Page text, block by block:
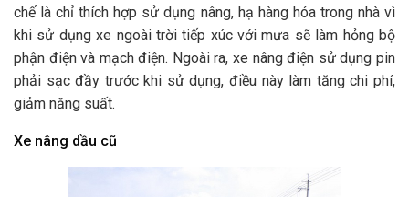
chế là chỉ thích hợp sử dụng nâng, hạ hàng hóa trong nhà vì
khi sử dụng xe ngoài trời tiếp xúc với mưa sẽ làm hỏng bộ
phận điện và mạch điện. Ngoài ra, xe nâng điện sử dụng pin
phải sạc đầy trước khi sử dụng, điều này làm tăng chi phí,
giảm năng suất.
Xe nâng dầu cũ